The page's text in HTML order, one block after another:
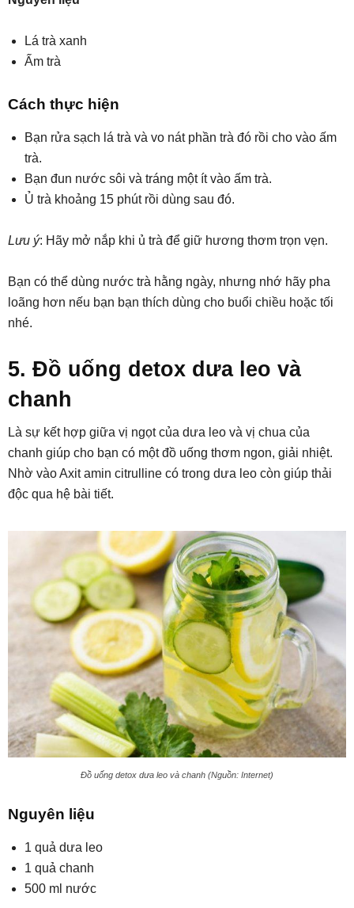
Lá trà xanh
Ấm trà
Cách thực hiện
Bạn rửa sạch lá trà và vo nát phần trà đó rồi cho vào ấm
trà.
Bạn đun nước sôi và tráng một ít vào ấm trà.
Ủ trà khoảng 15 phút rồi dùng sau đó.
Lưu ý: Hãy mở nắp khi ủ trà để giữ hương thơm trọn vẹn.
Bạn có thể dùng nước trà hằng ngày, nhưng nhớ hãy pha
loãng hơn nếu bạn bạn thích dùng cho buổi chiều hoặc tối
nhé.
5. Đồ uống detox dưa leo và
chanh
Là sự kết hợp giữa vị ngọt của dưa leo và vị chua của
chanh giúp cho bạn có một đồ uống thơm ngon, giải nhiệt.
Nhờ vào Axit amin citrulline có trong dưa leo còn giúp thải
độc qua hệ bài tiết.
Đồ uống detox dưa leo và chanh (Nguồn: Internet)
Nguyên liệu
1 quả dưa leo
1 quả chanh
500 ml nước